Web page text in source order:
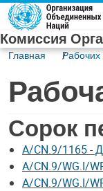
Skip to main content
Комиссия
Главная Рабочих
Сорок
A/CN.9/1165 -
A/CN.9/WG.I/
A/CN.9/WG.I/